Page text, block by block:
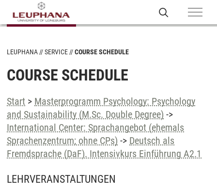
LEUPHANA SERVICE COURSE SCHEDULE
COURSE SCHEDULE
Start > Masterprogramm Psychology: Psychology
and Sustainability (M.Sc. Double Degree) ->
International Center: Sprachangebot (ehemals
Sprachenzentrum; ohne CPs) -> Deutsch als
Fremdsprache (DaF). Intensivkurs Einführung A2.1
LEHRVERANSTALTUNGEN